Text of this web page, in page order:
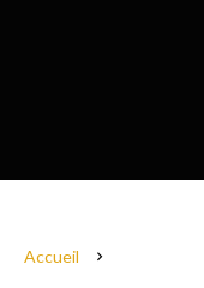
Accueil